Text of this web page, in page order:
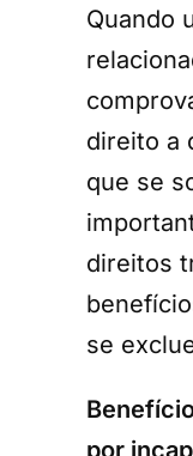
Quando
direito a
que se
direitos
se
por